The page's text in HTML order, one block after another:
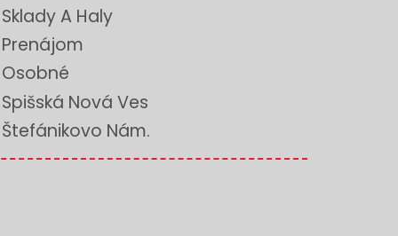
Sklady A Haly
Prenájom
Osobné
Spišská Nová Ves
Štefánikovo Nám.